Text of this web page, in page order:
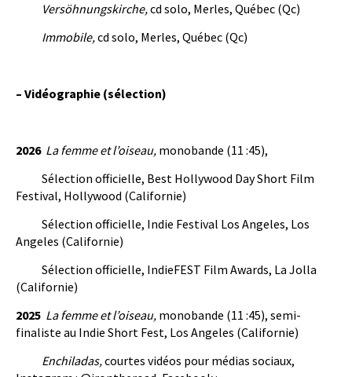
Versöhnungskirche,cd solo, Merles, Québec (Qc)
Immobile,cd solo, Merles, Québec (Qc)
– Vidéographie (sélection)
2026 La femme et l’oiseau, monobande (11 :45),
Sélection officielle, Best Hollywood Day Short Film
Festival, Hollywood (Californie)
Sélection officielle, Indie Festival Los Angeles, Los
Angeles (Californie)
Sélection officielle, IndieFEST Film Awards, La Jolla
(Californie)
2025 La femme et l’oiseau, monobande (11 :45), semi-
finaliste au Indie Short Fest, Los Angeles (Californie)
Enchiladas,courtes vidéos pour médias sociaux,